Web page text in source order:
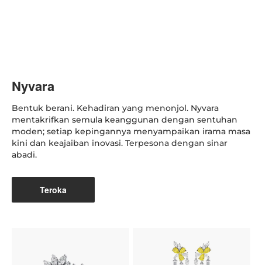
Nyvara
Bentuk berani. Kehadiran yang menonjol. Nyvara
mentakrifkan semula keanggunan dengan sentuhan
moden; setiap kepingannya menyampaikan irama masa
kini dan keajaiban inovasi. Terpesona dengan sinar
abadi.
Teroka